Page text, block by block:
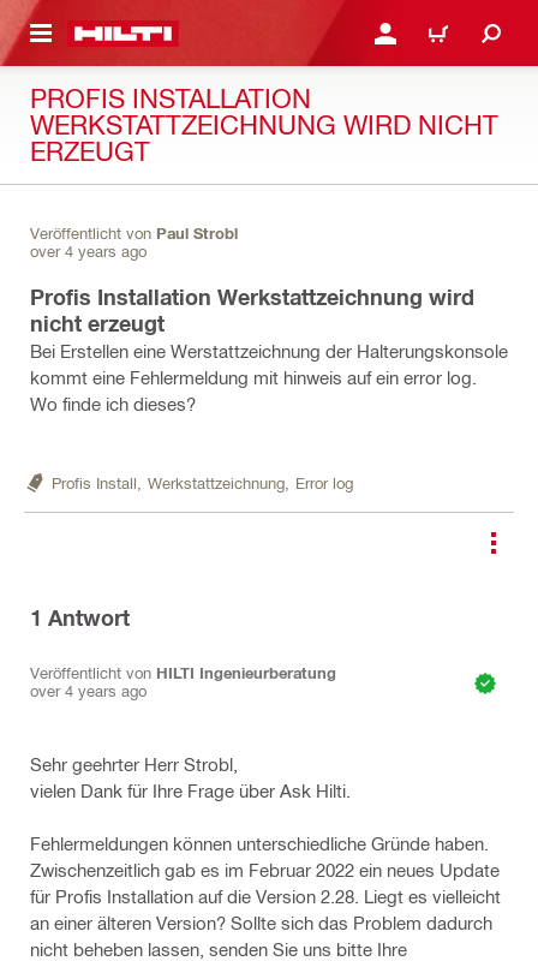
ANMELDEN ODER
WARENKORB
PROFIS INSTALLATION
WERKSTATTZEICHNUNG WIRD NICHT
ERZEUGT
Veröffentlicht von Paul Strobl
over 4 years ago
Profis Installation Werkstattzeichnung wird
nicht erzeugt
Bei Erstellen eine Werstattzeichnung der Halterungskonsole
kommt eine Fehlermeldung mit hinweis auf ein error log.
Wo finde ich dieses?
Profis Install, Werkstattzeichnung, Error log
1 Antwort
Veröffentlicht von HILTI Ingenieurberatung
over 4 years ago
Sehr geehrter Herr Strobl,
vielen Dank für Ihre Frage über Ask Hilti.
Fehlermeldungen können unterschiedliche Gründe haben.
Zwischenzeitlich gab es im Februar 2022 ein neues Update
für Profis Installation auf die Version 2.28. Liegt es vielleicht
an einer älteren Version? Sollte sich das Problem dadurch
nicht beheben lassen, senden Sie uns bitte Ihre